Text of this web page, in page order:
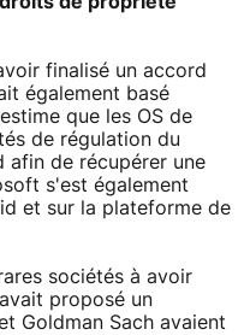
finalisé un accord
également basé
que les OS de
de régulation du
afin de récupérer une
s'est également
et sur la plateforme de
sociétés à avoir
proposé un
Goldman Sach avaient